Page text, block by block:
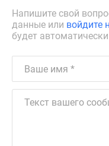
Напишите свой
данные или войдите
будет